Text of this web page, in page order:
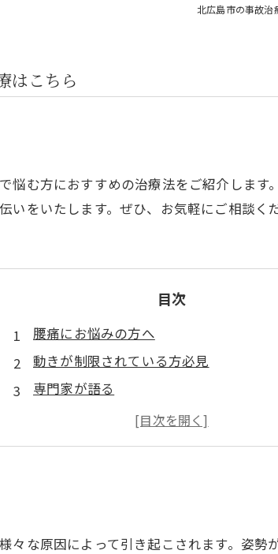
北広島市の事故治
はこちら
む方におすすめの治療法をご紹介します
をいたします。ぜひ、お気軽にご相談く
目次
腰痛にお悩みの方へ
動きが制限されている方必見
専門家が語る
長期間悩み続けている方へ
日常生活に支障が出ている方へ
々な原因によって引き起こされます。姿